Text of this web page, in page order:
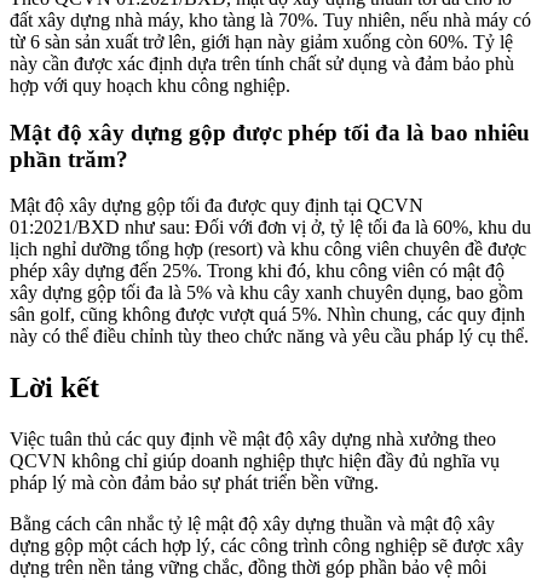
đất xây dựng nhà máy, kho tàng là 70%. Tuy nhiên, nếu nhà máy có
từ 6 sàn sản xuất trở lên, giới hạn này giảm xuống còn 60%. Tỷ lệ
này cần được xác định dựa trên tính chất sử dụng và đảm bảo phù
hợp với quy hoạch khu công nghiệp.
Mật độ xây dựng gộp được phép tối đa là bao nhiêu
phần trăm?
Mật độ xây dựng gộp tối đa được quy định tại QCVN
01:2021/BXD như sau: Đối với đơn vị ở, tỷ lệ tối đa là 60%, khu du
lịch nghỉ dưỡng tổng hợp (resort) và khu công viên chuyên đề được
phép xây dựng đến 25%. Trong khi đó, khu công viên có mật độ
xây dựng gộp tối đa là 5% và khu cây xanh chuyên dụng, bao gồm
sân golf, cũng không được vượt quá 5%. Nhìn chung, các quy định
này có thể điều chỉnh tùy theo chức năng và yêu cầu pháp lý cụ thể.
Lời kết
Việc tuân thủ các quy định về mật độ xây dựng nhà xưởng theo
QCVN không chỉ giúp doanh nghiệp thực hiện đầy đủ nghĩa vụ
pháp lý mà còn đảm bảo sự phát triển bền vững.
Bằng cách cân nhắc tỷ lệ mật độ xây dựng thuần và mật độ xây
dựng gộp một cách hợp lý, các công trình công nghiệp sẽ được xây
dựng trên nền tảng vững chắc, đồng thời góp phần bảo vệ môi